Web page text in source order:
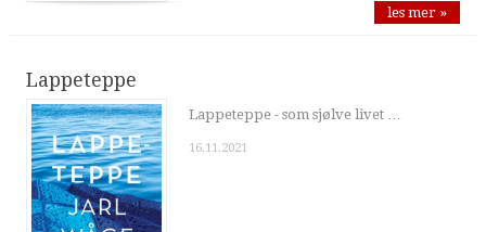
les mer »
Lappeteppe
Lappeteppe - som sjølve livet …
16.11.2021